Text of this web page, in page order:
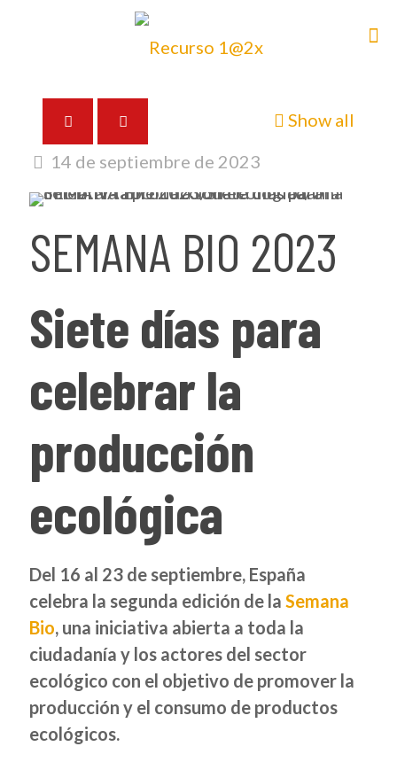
Show all
14 de septiembre de 2023
SEMANA BIO 2023
Siete días para
celebrar la
producción
ecológica
Del 16 al 23 de septiembre, España
celebra la segunda edición de la Semana
Bio, una iniciativa abierta a toda la
ciudadanía y los actores del sector
ecológico con el objetivo de promover la
producción y el consumo de productos
ecológicos.